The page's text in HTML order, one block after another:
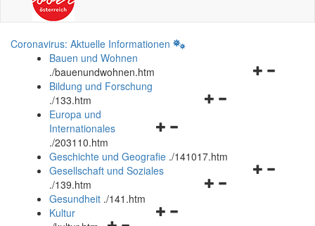
Coronavirus: Aktuelle Informationen
Bauen und Wohnen
./bauenundwohnen.htm
Navigationsmenü
Bildung und Forschung
./133.htm
Navigationsmenü
und
schließen
Europa und
Internationales
./203110.htm
Geschichte und Geografie ./141017.htm
Navigationsmenü
Gesellschaft und Soziales
./139.htm
Navigationsmenü
Gesundheit ./141.htm
Kultur